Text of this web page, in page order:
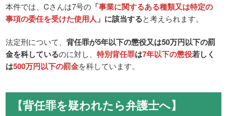
本件では、Cさんは7号の 「事業に関するある種類又は特定の
事項の委任を受けた使用人 」に該当すると考えられます。
法定刑について、背任罪が5年以下の懲役又は50万円以下の罰
金を科しているのに対し、特別背任罪は7年以下の懲役若しく
は500万円以下の罰金を科しています。
【背任罪を疑われたら弁護士へ】